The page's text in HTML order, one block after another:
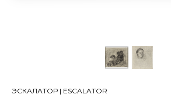
ЭСКАЛАТОР | ESCALATOR